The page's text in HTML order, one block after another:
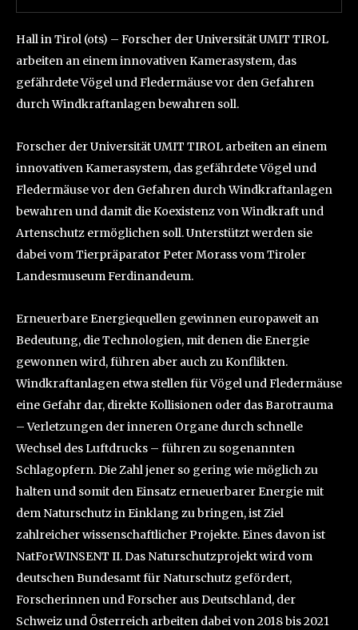
Hall in Tirol (ots) – Forscher der Universität UMIT TIROL
arbeiten an einem innovativen Kamerasystem, das
gefährdete Vögel und Fledermäuse vor den Gefahren
durch Windkraftanlagen bewahren soll.
Forscher der Universität UMIT TIROL arbeiten an einem
innovativen Kamerasystem, das gefährdete Vögel und
Fledermäuse vor den Gefahren durch Windkraftanlagen
bewahren und damit die Koexistenz von Windkraft und
Artenschutz ermöglichen soll. Unterstützt werden sie
dabei vom Tierpräparator Peter Morass vom Tiroler
Landesmuseum Ferdinandeum.
Erneuerbare Energiequellen gewinnen europaweit an
Bedeutung, die Technologien, mit denen die Energie
gewonnen wird, führen aber auch zu Konflikten.
Windkraftanlagen etwa stellen für Vögel und Fledermäuse
eine Gefahr dar, direkte Kollisionen oder das Barotrauma
– Verletzungen der inneren Organe durch schnelle
Wechsel des Luftdrucks – führen zu sogenannten
Schlagopfern. Die Zahl jener so gering wie möglich zu
halten und somit den Einsatz erneuerbarer Energie mit
dem Naturschutz in Einklang zu bringen, ist Ziel
zahlreicher wissenschaftlicher Projekte. Eines davon ist
NatForWINSENT II. Das Naturschutzprojekt wird vom
deutschen Bundesamt für Naturschutz gefördert,
Forscherinnen und Forscher aus Deutschland, der
Schweiz und Österreich arbeiten dabei von 2018 bis 2021